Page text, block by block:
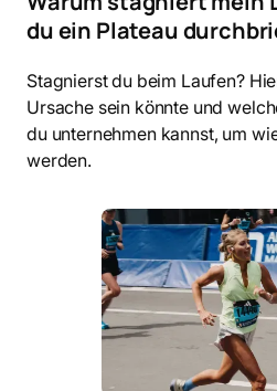
du ein Plateau
Stagnierst du beim Laufen?
Ursache sein könnte und
du unternehmen kannst, um
werden.